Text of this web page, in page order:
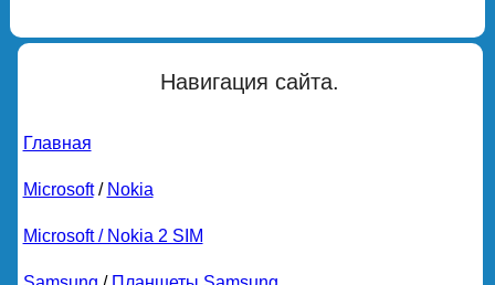
Навигация сайта.
Главная
Microsoft/ Nokia
Microsoft / Nokia 2 SIM